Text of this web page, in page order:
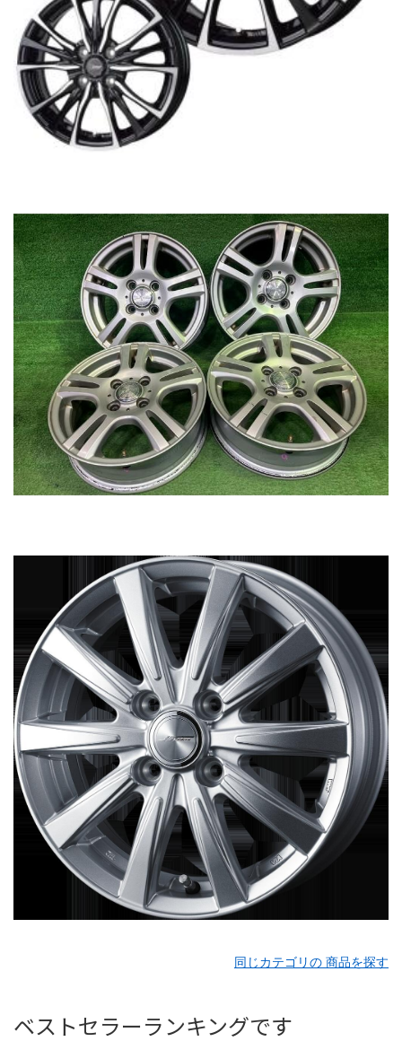
同じカテゴリの 商品を探す
ベストセラーランキングです